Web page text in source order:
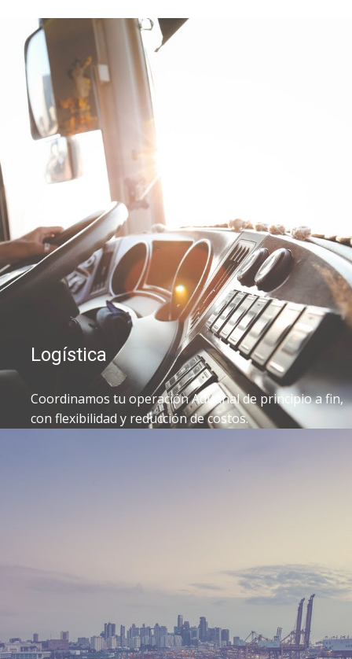
Logística
Coordinamos tu operación Aduanal de principio a fin,
con flexibilidad y reducción de costos.